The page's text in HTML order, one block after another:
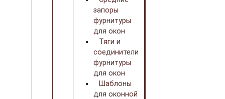
запоры
фурнитуры
для окон
Тяги и
соединители
фурнитуры
для окон
Шаблоны
для оконной